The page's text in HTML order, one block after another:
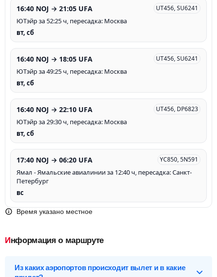
16:40 NOJ → 21:05 UFA UT456, SU6241
ЮТэйр за 52:25 ч, пересадка: Москва
вт, сб
16:40 NOJ → 18:05 UFA UT456, SU6241
ЮТэйр за 49:25 ч, пересадка: Москва
вт, сб
16:40 NOJ → 22:10 UFA UT456, DP6823
ЮТэйр за 29:30 ч, пересадка: Москва
вт, сб
17:40 NOJ → 06:20 UFA YC850, 5N591
Ямал - Ямальские авиалинии за 12:40 ч, пересадка: Санкт-
Петербург
вс
Время указано местное
Информация о маршруте
Из каких аэропортов происходит вылет и в какие